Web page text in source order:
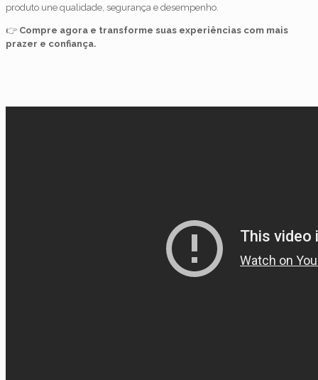
produto une qualidade, segurança e desempenho.
👉 Compre agora e transforme suas experiências com mais
prazer e confiança.